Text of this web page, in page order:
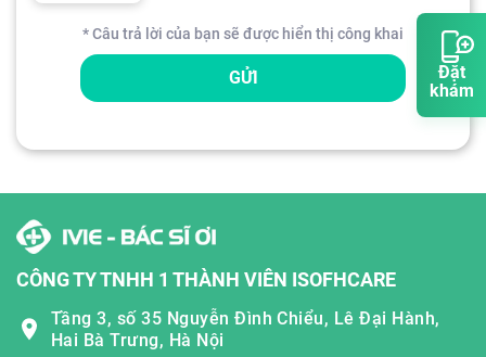
Đặt
khám
* Câu trả lời của bạn sẽ được hiển thị công khai
GỬI
CÔNG TY TNHH 1 THÀNH VIÊN ISOFHCARE
Tầng 3, số 35 Nguyễn Đình Chiểu, Lê Đại Hành,
Hai Bà Trưng, Hà Nội